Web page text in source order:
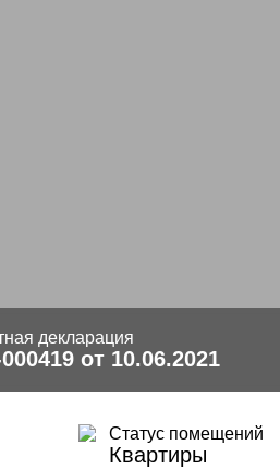
декларация
от 10.06.2021
Статус помещений
Квартиры